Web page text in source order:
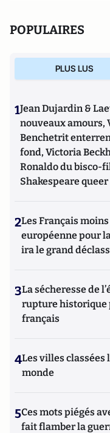
POPULAIRES
PLUS LUS
1Jean Dujardin &
nouveaux amours,
Benchetrit
fond, Victoria
Ronaldo du bisco-
Shakespeare queer
2Les Français
européenne pour
ira le grand
3La sécheresse de
rupture historique
français
4Les villes classées
monde
5Ces mots piégés
fait flamber la